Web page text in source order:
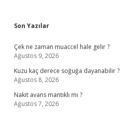
Sidebar
Son Yazılar
Çek ne zaman muaccel hale gelir ?
Ağustos 9, 2026
Kuzu kaç derece soğuğa dayanabilir ?
Ağustos 8, 2026
Nakit avans mantıklı mı ?
Ağustos 7, 2026